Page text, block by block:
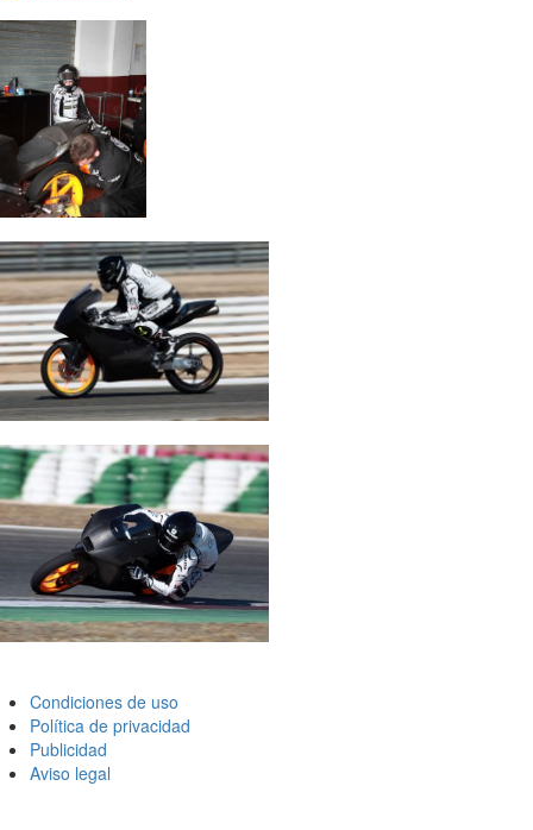
Condiciones de uso
Política de privacidad
Publicidad
Aviso legal